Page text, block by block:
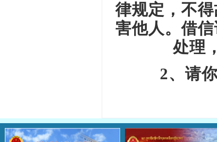
律规定，不
害他人。借
处理
2、请